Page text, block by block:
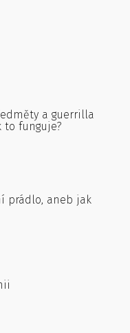
a guerrilla
to funguje?
prádlo, aneb jak